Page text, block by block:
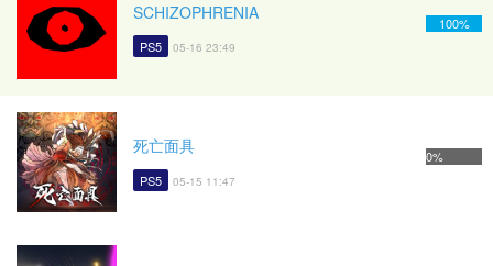
SCHIZOPHRENIA
PS5 05-16 23:49
100%
死亡面具
PS5 05-15 11:47
0%